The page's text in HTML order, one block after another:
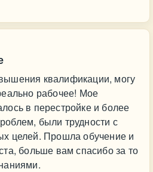
квалификации, могу
рабочее! Мое
в перестройке и более
были трудности с
целей. Прошла обучение и
больше вам спасибо за то